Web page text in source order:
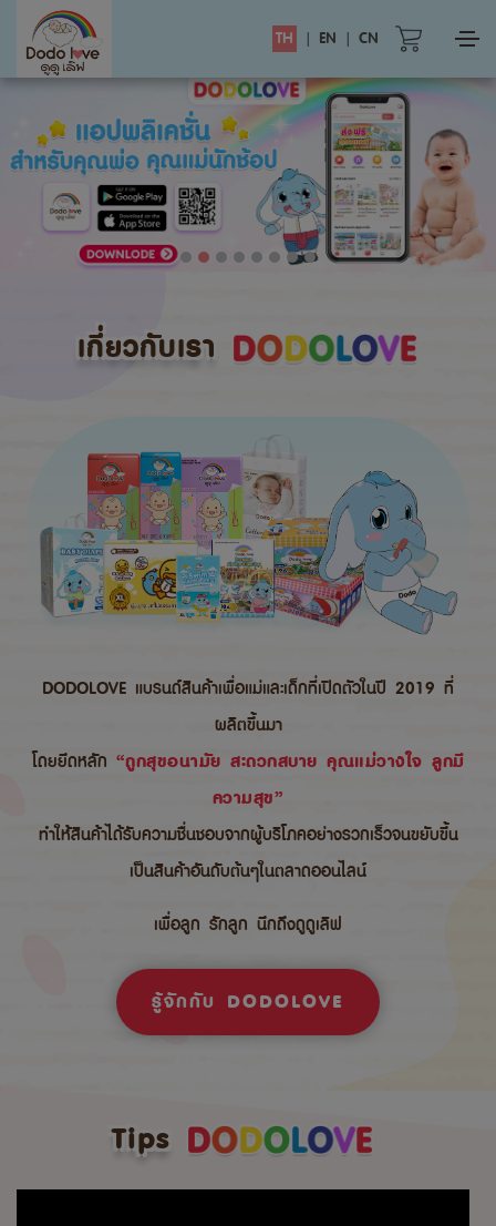
TH | EN | CN
เกี่ยวกับเรา
DODOLOVE แบรนด์สินค้าเพื่อแม่และเด็กที่เปิดตัวในปี 2019 ที่
ผลิตขึ้นมา
โดยยึดหลัก “ถูกสุขอนามัย สะดวกสบาย คุณแม่วางใจ ลูกมี
ความสุข”
ทำให้สินค้าได้รับความชื่นชอบจากผู้บริโภคอย่างรวกเร็วจนขยับขึ้น
เป็นสินค้าอันดับต้นๆในตลาดออนไลน์
เพื่อลูก รักลูก นึกถึงดูดูเลิฟ
รู้จักกับ DODOLOVE
Tips